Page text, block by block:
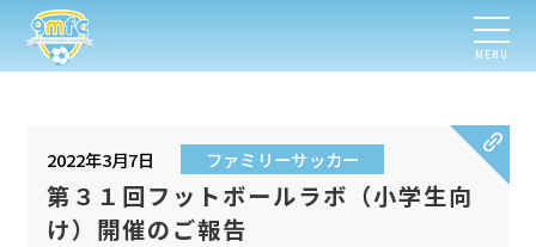
MENU
2022年3月7日 ファミリーサッカー
第３１回フットボールラボ（小学生向
け）開催のご報告